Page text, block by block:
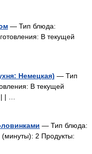
— Тип блюда:
В текущей
Немецкая) — Тип
В текущей
| …
— Тип блюда:
(минуты): 2 Продукты: